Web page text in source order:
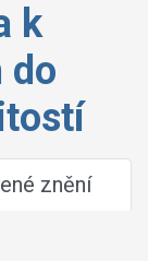
k
do
znění